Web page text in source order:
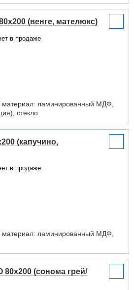
(венге, мателюкс)
в продаже
материал: ламинированный МДФ,
стекло
(капучино,
в продаже
материал: ламинированный МДФ,
80x200 (сонома грей/